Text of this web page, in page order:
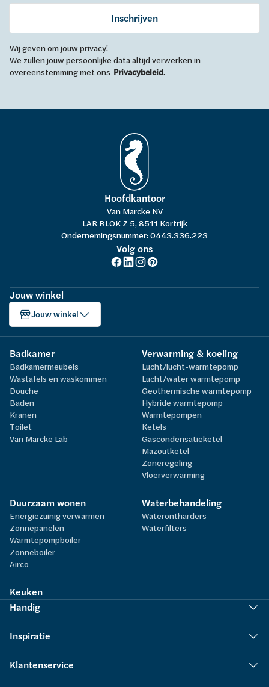
Inschrijven
Wij geven om jouw privacy!
We zullen jouw persoonlijke data altijd verwerken in
overeenstemming met ons Privacybeleid.
Hoofdkantoor
Van Marcke NV
LAR BLOK Z 5, 8511 Kortrijk
Ondernemingsnummer: 0443.336.223
Volg ons
Jouw winkel
Jouw winkel
Badkamer
Badkamermeubels
Wastafels en waskommen
Douche
Baden
Kranen
Toilet
Van Marcke Lab
Verwarming & koeling
Lucht/lucht-warmtepomp
Lucht/water warmtepomp
Geothermische warmtepomp
Hybride warmtepomp
Warmtepompen
Ketels
Gascondensatieketel
Mazoutketel
Zoneregeling
Vloerverwarming
Duurzaam wonen
Energiezuinig verwarmen
Zonnepanelen
Warmtepompboiler
Zonneboiler
Airco
Waterbehandeling
Waterontharders
Waterfilters
Keuken
Handig
Inspiratie
Klantenservice